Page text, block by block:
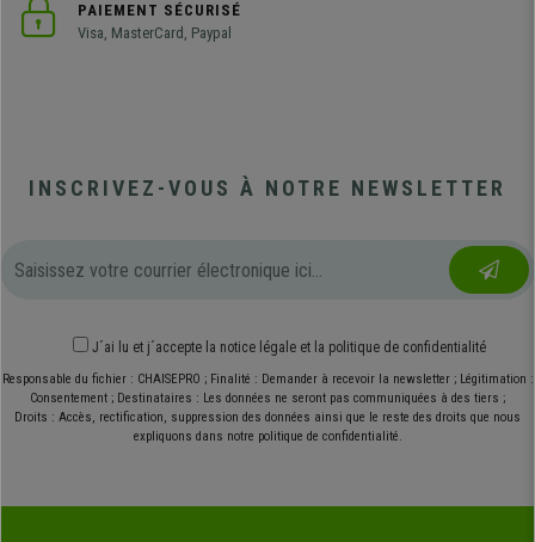
PAIEMENT SÉCURISÉ
Visa, MasterCard, Paypal
INSCRIVEZ-VOUS À NOTRE NEWSLETTER
J´ai lu et j´accepte la notice légale et la politique de confidentialité
Responsable du fichier : CHAISEPRO ; Finalité : Demander à recevoir la newsletter ; Légitimation :
Consentement ; Destinataires : Les données ne seront pas communiquées à des tiers ;
Droits : Accès, rectification, suppression des données ainsi que le reste des droits que nous
expliquons dans notre politique de confidentialité.